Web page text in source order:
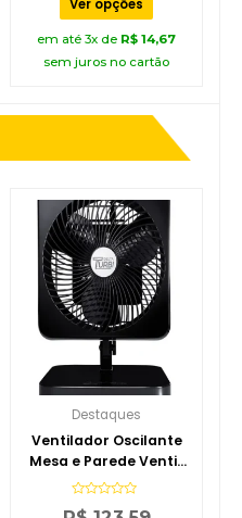
Ver opções
em até 3x de R$ 14,67
sem juros no cartão
Destaques
Ventilador Oscilante
Mesa e Parede Venti-
delta Turbi 127v
Avaliação